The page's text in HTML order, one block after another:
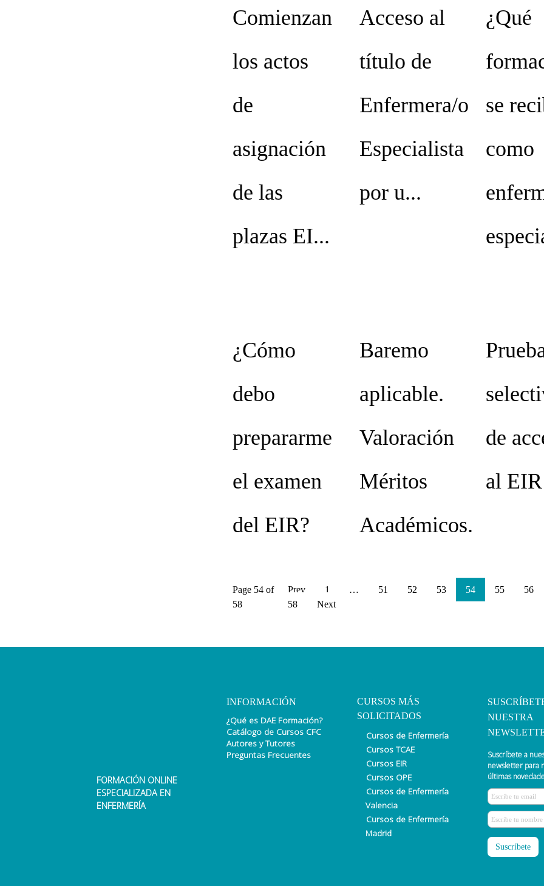
Comienzan
los actos
de
asignación
de las
plazas EI...
Acceso al
título de
Enfermera/o
Especialista
por u...
¿Qué
se
como
¿Cómo
debo
prepararme
el examen
del EIR?
Baremo
aplicable.
Valoración
Méritos
Académicos.
de
al EIR
Page 54 of
58
Prev 1 … 51 52 53 54 55 56
58
Next
FORMACIÓN ONLINE
ESPECIALIZADA EN
ENFERMERÍA
INFORMACIÓN
¿Qué es DAE Formación?
Catálogo de Cursos CFC
Autores y Tutores
Preguntas Frecuentes
CURSOS MÁS
SOLICITADOS
Cursos de Enfermería
Cursos TCAE
Cursos EIR
Cursos OPE
Cursos de Enfermería
Valencia
Cursos de Enfermería
Madrid
NUESTRA
Suscríbete a
newsletter para
últimas